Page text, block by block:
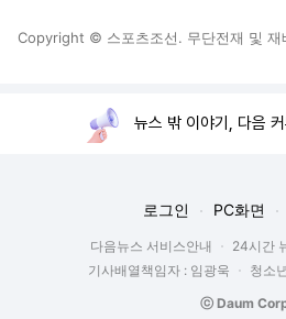
Copyright © 스포츠조선. 무단전재 및 재
뉴스 밖 이야기, 다음
로그인 PC화면
다음뉴스 서비스안내 24시간
기사배열책임자 : 임광욱
청소
ⓒ Daum